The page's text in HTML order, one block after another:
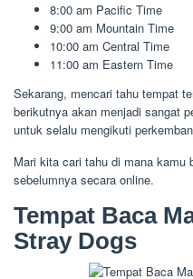
8:00 am Pacific Time
9:00 am Mountain Time
10:00 am Central Time
11:00 am Eastern Time
Sekarang, mencari tahu tempat
berikutnya akan menjadi sangat
untuk selalu mengikuti
Mari kita cari tahu di mana kamu
sebelumnya secara online.
Tempat Baca
Stray Dogs